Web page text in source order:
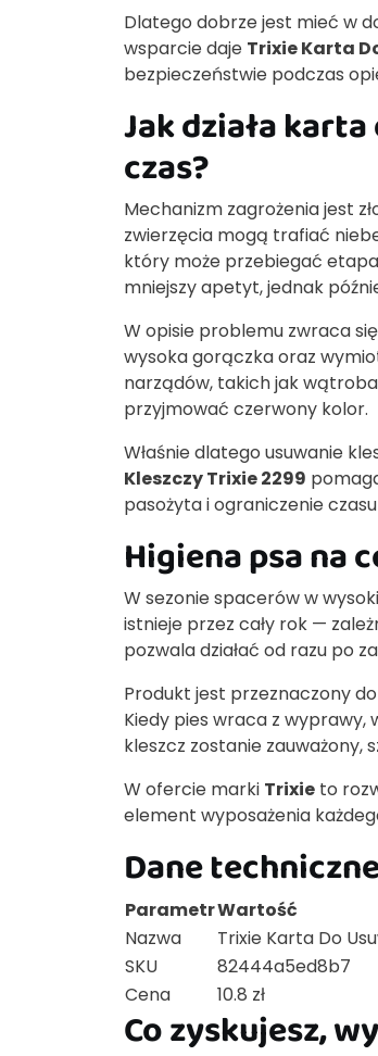
Dlatego dobrze jest mieć w
wsparcie daje Trixie Karta
bezpieczeństwie podczas
Jak działa
czas?
Mechanizm zagrożenia jest
zwierzęcia mogą trafiać
który może przebiegać
mniejszy apetyt, jednak
W opisie problemu zwraca
wysoka gorączka oraz
narządów, takich jak
przyjmować czerwony kolor.
Właśnie dlatego usuwanie
Kleszczy Trixie 2299
pasożyta i ograniczenie
Higiena psa na
W sezonie spacerów w
istnieje przez cały rok —
pozwala działać od razu po
Produkt jest przeznaczony
Kiedy pies wraca z wyprawy,
kleszcz zostanie zauważony,
W ofercie marki Trixie to
element wyposażenia
Dane
ParametrWartość
Nazwa
Trixie Karta Do
SKU
82444a5ed8b7
Cena
10.8 zł
Co zyskujesz,